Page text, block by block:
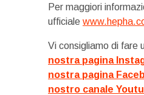
Per maggiori
ufficiale
Vi consigliamo di fare
nostra pagina
nostra pagina
nostro canale